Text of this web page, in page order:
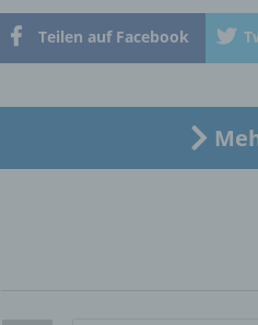
Teilen auf Facebook
Anpassung oder